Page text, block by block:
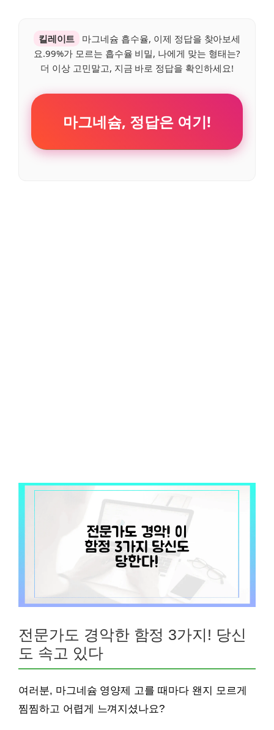
킬레이트
마그네슘 흡수율, 이제 정답을 찾아보세
요.99%가 모르는 흡수율 비밀, 나에게 맞는 형태는?
더 이상 고민말고, 지금 바로 정답을 확인하세요!
마그네슘, 정답은 여기!
전문가도 경악한 함정 3가지! 당신
도 속고 있다
여러분, 마그네슘 영양제 고를 때마다 왠지 모르게
찜찜하고 어렵게 느껴지셨나요?